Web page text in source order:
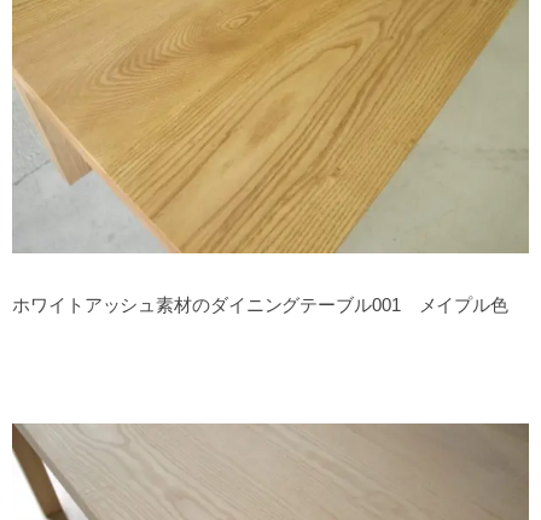
ホワイトアッシュ素材のダイニングテーブル001 メイプル色